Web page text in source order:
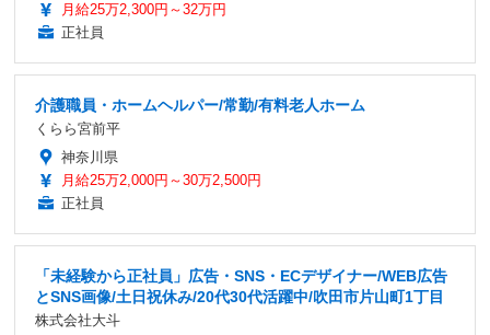
月給25万2,300円～32万円
正社員
介護職員・ホームヘルパー/常勤/有料老人ホーム
くらら宮前平
神奈川県
月給25万2,000円～30万2,500円
正社員
「未経験から正社員」広告・SNS・ECデザイナー/WEB広告
とSNS画像/土日祝休み/20代30代活躍中/吹田市片山町1丁目
株式会社大斗